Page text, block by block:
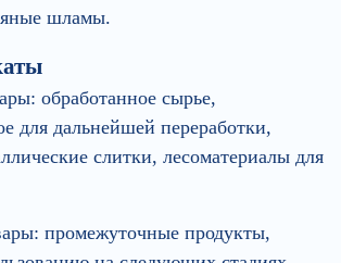
шламы.
обработанное сырье,
для дальнейшей переработки,
слитки, лесоматериалы для
промежуточные продукты,